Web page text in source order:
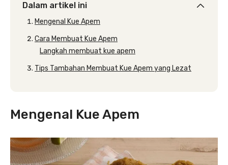
Dalam artikel ini
Mengenal Kue Apem
Cara Membuat Kue Apem
Langkah membuat kue apem
Tips Tambahan Membuat Kue Apem yang Lezat
Mengenal Kue Apem